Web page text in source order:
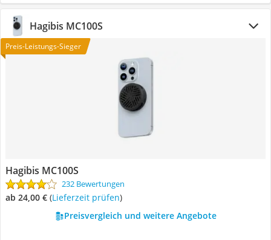
Hagibis MC100S
Preis-Leistungs-Sieger
Hagibis MC100S
232 Bewertungen
ab 24,00 € (Lieferzeit prüfen)
Preisvergleich und weitere Angebote